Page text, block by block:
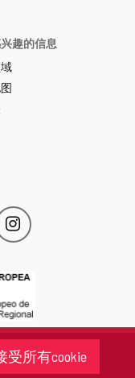
受所有cookie
趣的信息
Instagram
此
链
会
开
一
个
新